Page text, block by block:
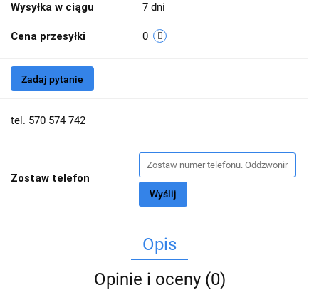
Wysyłka w ciągu 7 dni
Cena przesyłki 0
Zadaj pytanie
tel. 570 574 742
Zostaw telefon
Wyślij
Opis
Opinie i oceny (0)